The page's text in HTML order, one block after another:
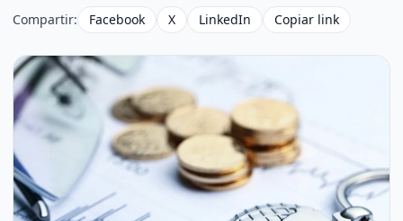
Compartir: Facebook X LinkedIn Copiar link